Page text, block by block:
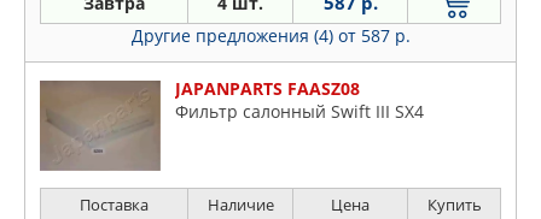
Другие предложения (4) от 587 р.
JAPANPARTS FAASZ08
Фильтр салонный Swift III SX4
Поставка Наличие Цена Купить